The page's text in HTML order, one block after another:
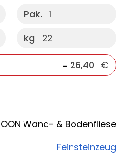
Pak.
1
kg
22
= 26,40 €
Wand- & Bodenfliese
Feinsteinzeug